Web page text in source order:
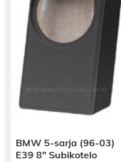
BMW 5-sarja (96-03)
E39 8″ Subikotelo